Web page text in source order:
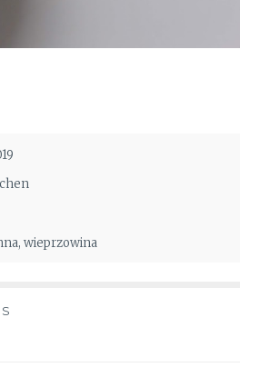
,wieprzowina